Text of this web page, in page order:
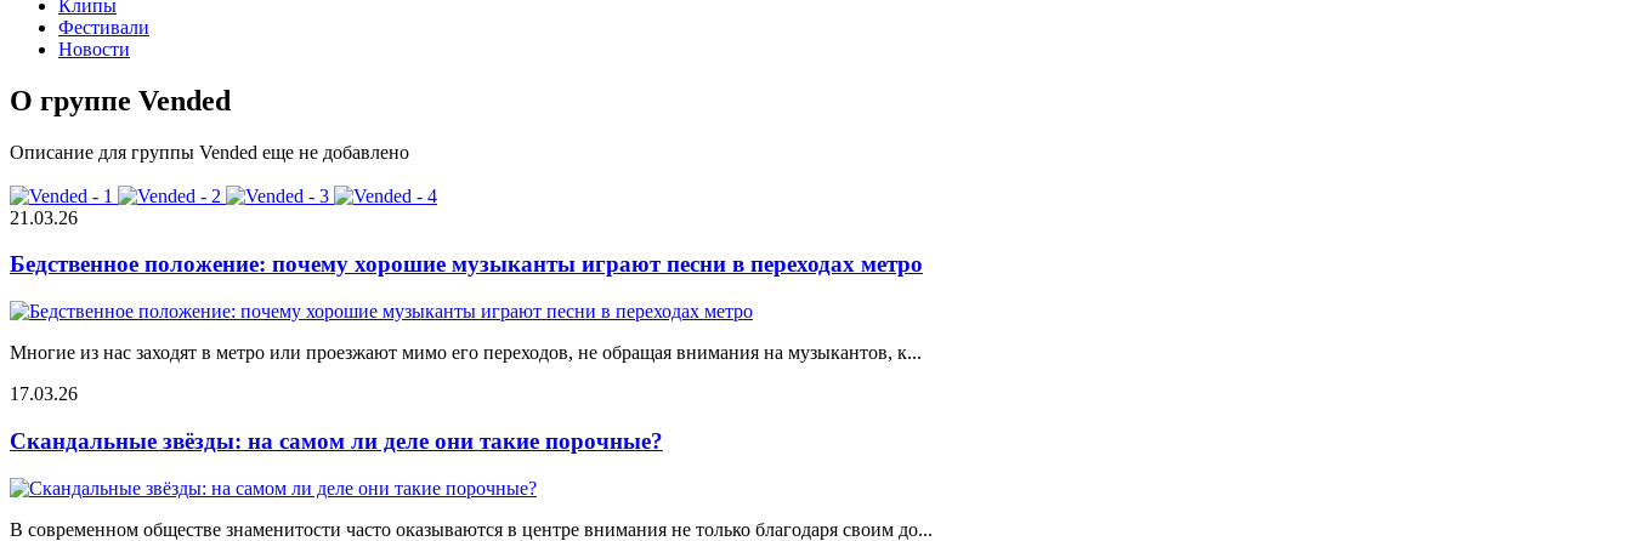
Клипы
Фестивали
Новости
О группе Vended
Описание для группы Vended еще не добавлено
21.03.26
Бедственное положение: почему хорошие музыканты играют песни в переходах метро
Многие из нас заходят в метро или проезжают мимо его переходов, не обращая внимания на музыкантов, к...
17.03.26
Скандальные звёзды: на самом ли деле они такие порочные?
В современном обществе знаменитости часто оказываются в центре внимания не только благодаря своим до...